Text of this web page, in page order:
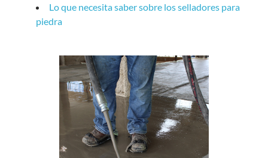
Lo que necesita saber sobre los selladores para
piedra